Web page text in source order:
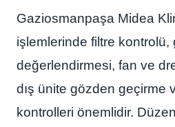
Gaziosmanpaşa Midea
işlemlerinde filtre kontrolü,
değerlendirmesi, fan ve
dış ünite gözden geçirme
kontrolleri önemlidir.